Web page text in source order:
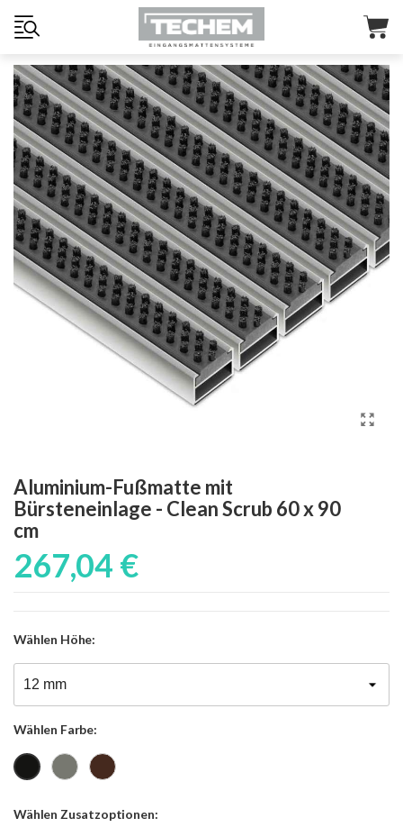
Aluminium-Fußmatte mit
Bürsteneinlage - Clean Scrub 60 x 90
cm
267,04 €
Wählen Höhe:
Wählen Farbe:
SchwarzGrau Braun
Wählen Zusatzoptionen: